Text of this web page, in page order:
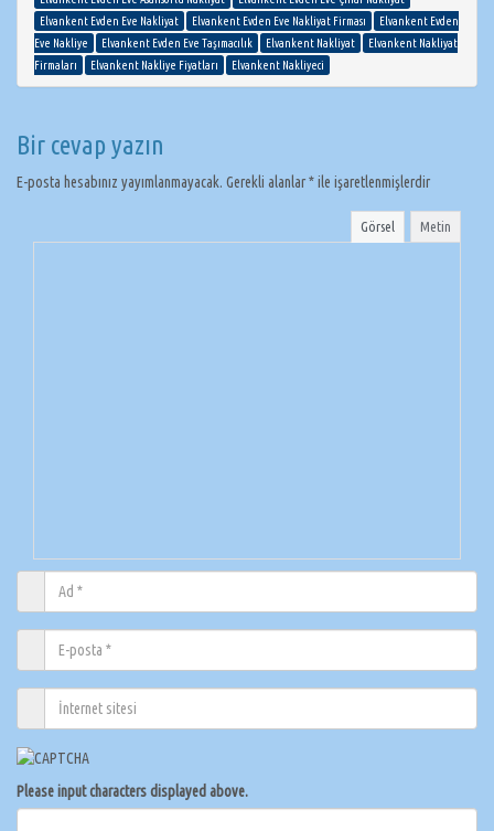
Elvankent Evden Eve Nakliyat
Elvankent Evden Eve Nakliyat Firması
Elvankent Evden
Eve Nakliye
Elvankent Evden Eve Taşımacılık Elvankent Nakliyat
Elvankent Nakliyat
Firmaları
Elvankent Nakliye Fiyatları Elvankent Nakliyeci
Bir cevap yazın
E-posta hesabınız yayımlanmayacak. Gerekli alanlar*ile işaretlenmişlerdir
Görsel Metin
Please input characters displayed above.